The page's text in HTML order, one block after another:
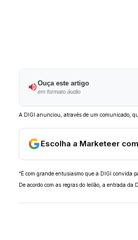
Ouça este artigo
em formato áudio
A DIGI anunciou, através de um comunicado,
Escolha a Marketeer
“É com grande entusiasmo que a DIGI convida
De acordo com as regras do leilão, a entrada